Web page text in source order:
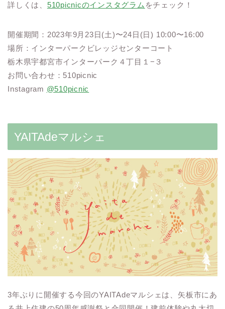
詳しくは、 510picnicのインスタグラム をチェック！
開催期間：2023年9月23日(土)〜24日(日) 10:00〜16:00
場所：インターパークビレッジセンターコート
栃木県宇都宮市インターパーク４丁目１−３
お問い合わせ：510picnic
Instagram @510picnic
YAITAdeマルシェ
3年ぶりに開催する今回のYAITAdeマルシェは、矢板市にあ